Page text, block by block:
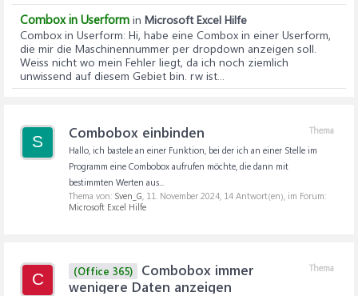
Combox in Userform in Microsoft Excel Hilfe
Combox in Userform: Hi, habe eine Combox in einer Userform,
die mir die Maschinennummer per dropdown anzeigen soll.
Weiss nicht wo mein Fehler liegt, da ich noch ziemlich
unwissend auf diesem Gebiet bin. rw ist...
S
Thema
Combobox einbinden
Hallo, ich bastele an einer Funktion, bei der ich an einer Stelle im
Programm eine Combobox aufrufen möchte, die dann mit
bestimmten Werten aus...
Thema von: Sven_G, 11. November 2024, 14 Antwort(en), im Forum:
Microsoft Excel Hilfe
C
Thema
(Office 365)
Combobox immer
wenigere Daten anzeigen